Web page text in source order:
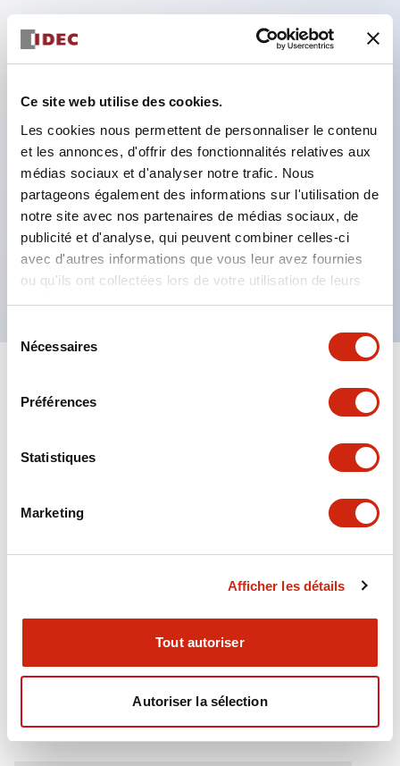
Ce site web utilise des cookies.
Les cookies nous permettent de personnaliser le contenu
et les annonces, d'offrir des fonctionnalités relatives aux
médias sociaux et d'analyser notre trafic. Nous
partageons également des informations sur l'utilisation de
notre site avec nos partenaires de médias sociaux, de
publicité et d'analyse, qui peuvent combiner celles-ci
avec d'autres informations que vous leur avez fournies
ou qu'ils ont collectées lors de votre utilisation de leurs
services.
Nécessaires
Préférences
Statistiques
Marketing
Afficher les détails
Tout autoriser
Autoriser la sélection
Bloc de contact à 2 étages avec 2 contacts,
permettant une configuration à 4 contacts
contact à 11 étages), 59,9 mm (*bloc de contact à
22 étages). Conception peu encombrante
possible.
Structure de sécurité de 3e génération :
déclenchement à 2 actions, garde intégrée,
structure de protection des doigts IP20.
Tout développer+
Functional Specifications
Mounting and Installation Specifications
Documents et fichiers